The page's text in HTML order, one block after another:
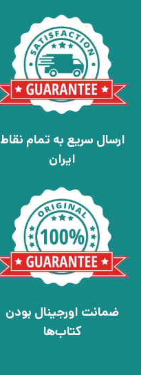
ارسال سریع به تمام نقاط
ایران
ضمانت اورجینال بودن
کتاب‌ها